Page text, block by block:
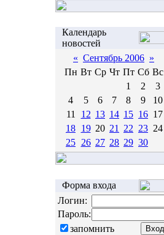
Календарь
новостей
« Сентябрь 2006 »
Пн Вт Ср Чт Пт Сб Вс
1
2
3
4
5 6 7 8 9
10
11
12 13 14 15 16 17
18 19 20 21 22 23 24
25 26 27 28 29 30
Форма входа
Логин:
Пароль:
запомнить